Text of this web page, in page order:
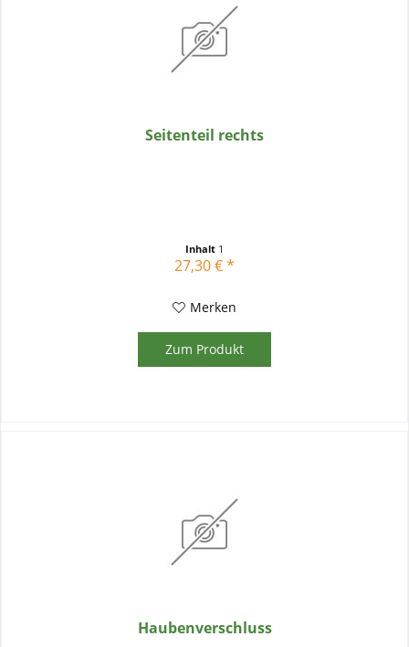
Seitenteil rechts
Inhalt 1
27,30 € *
Merken
Zum Produkt
Haubenverschluss